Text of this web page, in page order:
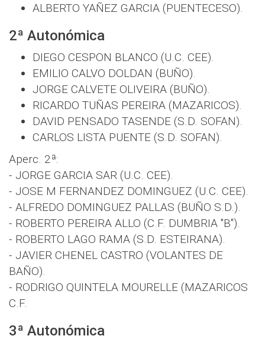
ALBERTO YAÑEZ GARCIA (PUENTECESO).
2ª Autonómica
DIEGO CESPON BLANCO (U.C. CEE).
EMILIO CALVO DOLDAN (BUÑO).
JORGE CALVETE OLIVEIRA (BUÑO).
RICARDO TUÑAS PEREIRA (MAZARICOS).
DAVID PENSADO TASENDE (S.D. SOFAN).
CARLOS LISTA PUENTE (S.D. SOFAN).
Aperc. 2ª:
- JORGE GARCIA SAR (U.C. CEE).
- JOSE M FERNANDEZ DOMINGUEZ (U.C. CEE).
- ALFREDO DOMINGUEZ PALLAS (BUÑO S.D.).
- ROBERTO PEREIRA ALLO (C.F. DUMBRIA "B").
- ROBERTO LAGO RAMA (S.D. ESTEIRANA).
- JAVIER CHENEL CASTRO (VOLANTES DE
BAÑO).
- RODRIGO QUINTELA MOURELLE (MAZARICOS
C.F.
3ª Autonómica